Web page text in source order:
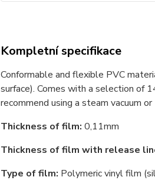
Kompletní specifikace
Conformable and flexible PVC
surface). Comes with a selection of
recommend using a steam vacuum
Thickness of film: 0,11mm
Thickness of film with release
Type of film: Polymeric vinyl film